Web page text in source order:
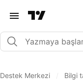
Destek Merkezi Bilgi